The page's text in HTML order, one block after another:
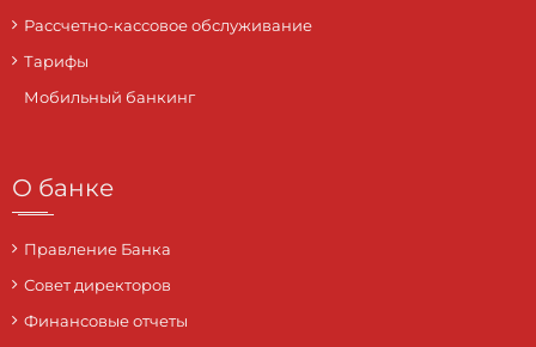
Рассчетно-кассовое обслуживание
Тарифы
Мобильный банкинг
О банке
Правление Банка
Совет директоров
Финансовые отчеты